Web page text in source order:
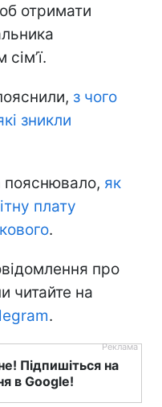
отримати
з чого
зникли
пояснювало, як
плату
.
про
читайте на
.
Підпишіться на
в Google!